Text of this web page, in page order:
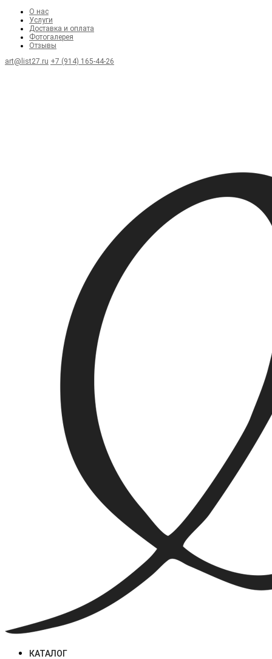
О нас
Услуги
Доставка и оплата
Фотогалерея
Отзывы
art@list27.ru +7 (914) 165-44-26
КАТАЛОГ